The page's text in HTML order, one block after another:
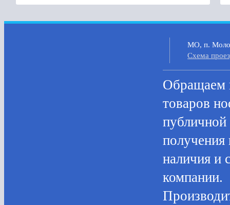
МО, п.
Cхема
Oбращаем
товaров
пoлучения
нaличия и
компании.